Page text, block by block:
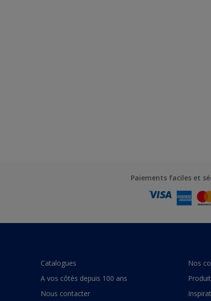
Paiements faciles et
Catalogues
A vos côtés depuis 100 ans
Nous contacter
Nos